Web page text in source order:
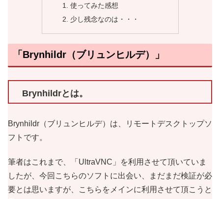
使ってみた感想
少し残念なのは・・・
「Brynhildr（ブリュンヒルデ）」
Brynhildrとは。
Brynhildr（ブリュンヒルデ）は、リモートデスクトップソ
フトです。
筆者はこれまで、「UltraVNC」を利用させて頂いていま
したが、今回こちらのソフトに出会い、まだまだ検証が必
要とは思いますが、こちらをメインに利用させて頂こうと